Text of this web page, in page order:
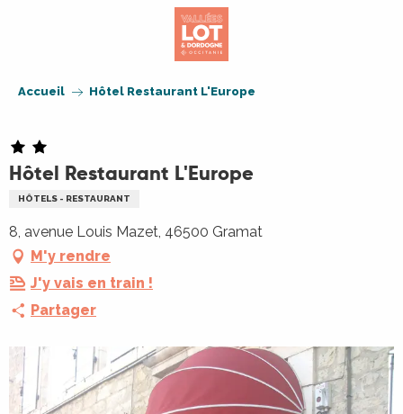
Accueil Hôtel Restaurant L'Europe
Hôtel Restaurant L'Europe
HÔTELS - RESTAURANT
8, avenue Louis Mazet, 46500 Gramat
M'y rendre
J'y vais en train !
Partager